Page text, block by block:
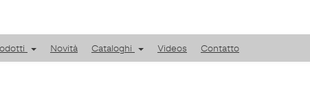
Novità Cataloghi Videos Contatto